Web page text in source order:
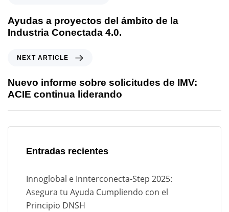
e
v
i
A
r
t
Ayudas a proyectos del ámbito de la
Industria Conectada 4.0.
x
t
r
t
NEXT ARTICLE
Nuevo informe sobre solicitudes de IMV:
ACIE continua liderando
Entradas recientes
Innoglobal e Innterconecta-Step 2025:
Asegura tu Ayuda Cumpliendo con el
Principio DNSH